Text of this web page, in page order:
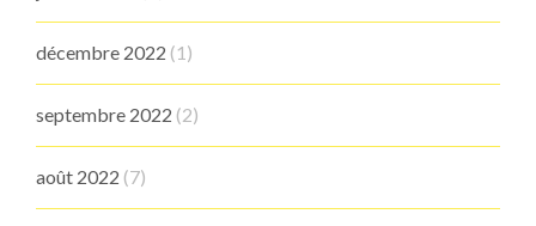
décembre 2022 (1)
septembre 2022 (2)
août 2022 (7)